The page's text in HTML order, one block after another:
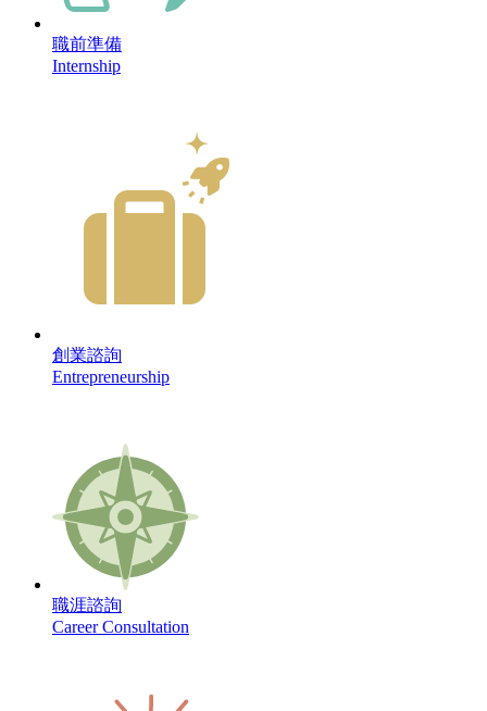
職前準備
Internship
創業諮詢
Entrepreneurship
職涯諮詢
Career Consultation